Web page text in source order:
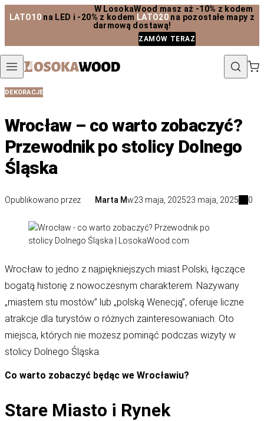
W LosokaWood masz aż -10% z kodem
LATO10na LED i -20% z kodem LATO20 na pozostałe mapy z
darmową dostawą!
ZAMÓW TERAZ
DEKORACJE
Wrocław – co warto zobaczyć?
Przewodnik po stolicy Dolnego
Śląska
Opublikowano przez Marta Mw23 maja, 202523 maja, 2025 0
Wrocław to jedno z najpiękniejszych miast Polski, łączące
bogatą historię z nowoczesnym charakterem. Nazywany
„miastem stu mostów” lub „polską Wenecją”, oferuje liczne
atrakcje dla turystów o różnych zainteresowaniach. Oto
miejsca, których nie możesz pominąć podczas wizyty w
stolicy Dolnego Śląska.
Co warto zobaczyć będąc we Wrocławiu?
Stare Miasto i Rynek